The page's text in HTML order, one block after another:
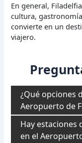
En general,
cultura,
convierte en un
viajero.
¿Qué opciones
Aeropuerto de
Hay estaciones
en el